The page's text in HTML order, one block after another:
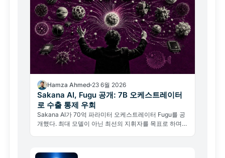
Hamza Ahmed 23 6월 2026
Sakana AI, Fugu 공개: 7B 오케스트레이터
로 수출 통제 우회
Sakana AI가 70억 파라미터 오케스트레이터 Fugu를 공
개했다. 최대 모델이 아닌 최선의 지휘자를 목표로 하며,